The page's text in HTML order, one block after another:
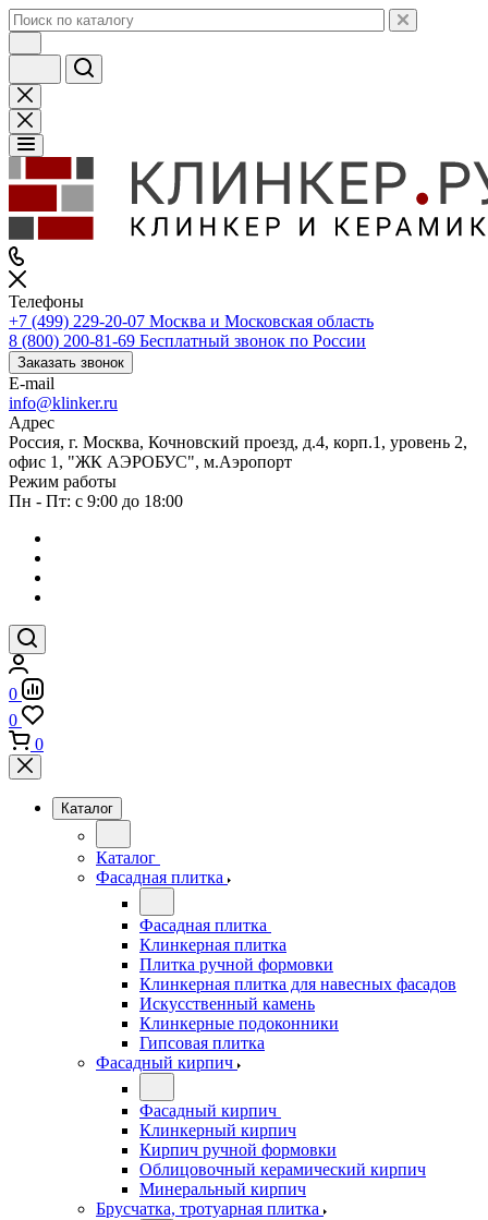
Телефоны
+7 (499) 229-20-07 Москва и Московская область
8 (800) 200-81-69 Бесплатный звонок по России
Заказать звонок
E-mail
info@klinker.ru
Адрес
Россия, г. Москва, Кочновский проезд, д.4, корп.1, уровень 2,
офис 1, "ЖК АЭРОБУС", м.Аэропорт
Режим работы
Пн - Пт: с 9:00 до 18:00
0
0
0
Каталог
Каталог
Фасадная плитка
Фасадная плитка
Клинкерная плитка
Плитка ручной формовки
Клинкерная плитка для навесных фасадов
Искусственный камень
Клинкерные подоконники
Гипсовая плитка
Фасадный кирпич
Фасадный кирпич
Клинкерный кирпич
Кирпич ручной формовки
Облицовочный керамический кирпич
Минеральный кирпич
Брусчатка, тротуарная плитка